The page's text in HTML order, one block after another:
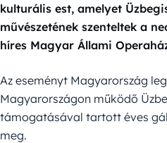
kulturális est, amelyet
művészetének szenteltek a
híres Magyar Állami
Az eseményt Magyarország
Magyarországon működő
támogatásával tartott éves
meg.